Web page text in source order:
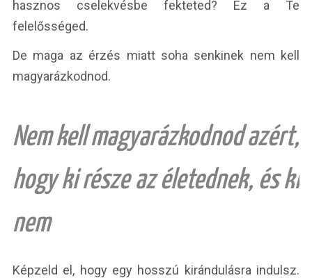
hasznos cselekvésbe fekteted? Ez a Te
felelősséged.
De maga az érzés miatt soha senkinek nem kell
magyarázkodnod.
Nem kell magyarázkodnod azért,
hogy ki része az életednek, és ki
nem
Képzeld el, hogy egy hosszú kirándulásra indulsz.